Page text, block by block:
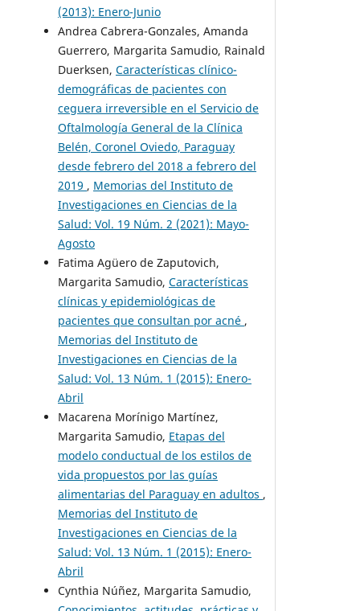
(2013): Enero-Junio
Andrea Cabrera-Gonzales, Amanda
Guerrero, Margarita Samudio, Rainald
Duerksen, Características clínico-
demográficas de pacientes con
ceguera irreversible en el Servicio de
Oftalmología General de la Clínica
Belén, Coronel Oviedo, Paraguay
desde febrero del 2018 a febrero del
2019 , Memorias del Instituto de
Investigaciones en Ciencias de la
Salud: Vol. 19 Núm. 2 (2021): Mayo-
Agosto
Fatima Agüero de Zaputovich,
Margarita Samudio, Características
clínicas y epidemiológicas de
pacientes que consultan por acné ,
Memorias del Instituto de
Investigaciones en Ciencias de la
Salud: Vol. 13 Núm. 1 (2015): Enero-
Abril
Macarena Morínigo Martínez,
Margarita Samudio, Etapas del
modelo conductual de los estilos de
vida propuestos por las guías
alimentarias del Paraguay en adultos ,
Memorias del Instituto de
Investigaciones en Ciencias de la
Salud: Vol. 13 Núm. 1 (2015): Enero-
Abril
Cynthia Núñez, Margarita Samudio,